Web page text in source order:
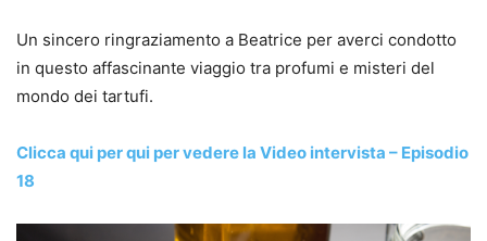
Un sincero ringraziamento a Beatrice per averci condotto
in questo affascinante viaggio tra profumi e misteri del
mondo dei tartufi.
Clicca qui per qui per vedere la Video intervista – Episodio
18